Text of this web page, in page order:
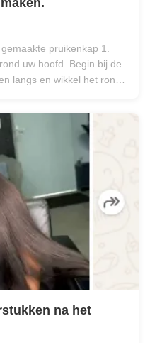
pruikenkap 1.
uw hoofd. Begin bij de
langs en wikkel het rond
de bovenkant van uw
na het